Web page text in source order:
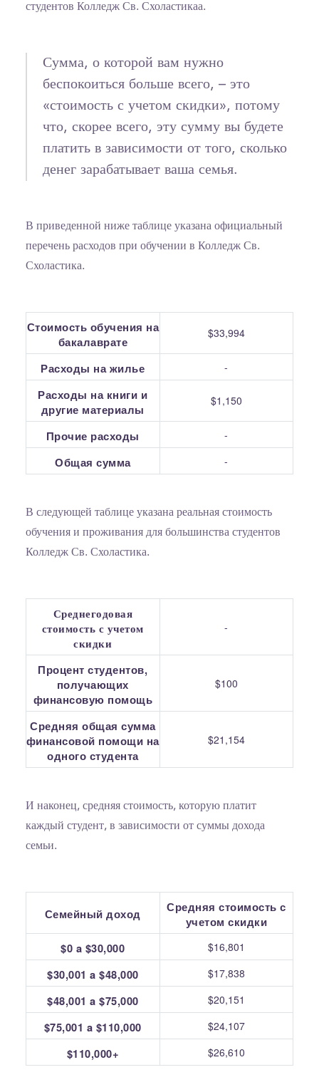
студентов Колледж Св. Схоластикаа.
Сумма, о которой вам нужно
беспокоиться больше всего, – это
«стоимость с учетом скидки», потому
что, скорее всего, эту сумму вы будете
платить в зависимости от того, сколько
денег зарабатывает ваша семья.
В приведенной ниже таблице указана официальный
перечень расходов при обучении в Колледж Св.
Схоластика.
Стоимость обучения на
бакалаврате
$33,994
Расходы на жилье -
Расходы на книги и
другие материалы
$1,150
Прочие расходы -
Общая сумма -
В следующей таблице указана реальная стоимость
обучения и проживания для большинства студентов
Колледж Св. Схоластика.
Среднегодовая
стоимость с учетом
скидки
-
Процент студентов,
получающих
финансовую помощь
$100
Средняя общая сумма
финансовой помощи на
одного студента
$21,154
И наконец, средняя стоимость, которую платит
каждый студент, в зависимости от суммы дохода
семьи.
Семейный доход
Средняя стоимость с
учетом скидки
$0 a $30,000
$16,801
$30,001 a $48,000 $17,838
$48,001 a $75,000 $20,151
$75,001 a $110,000 $24,107
$110,000+ $26,610